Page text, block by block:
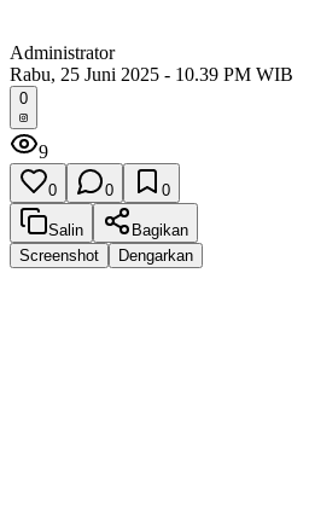
Administrator
Rabu, 25 Juni 2025 - 10.39 PM WIB
0
9
0 0 0
Salin
Bagikan
Screenshot
Dengarkan